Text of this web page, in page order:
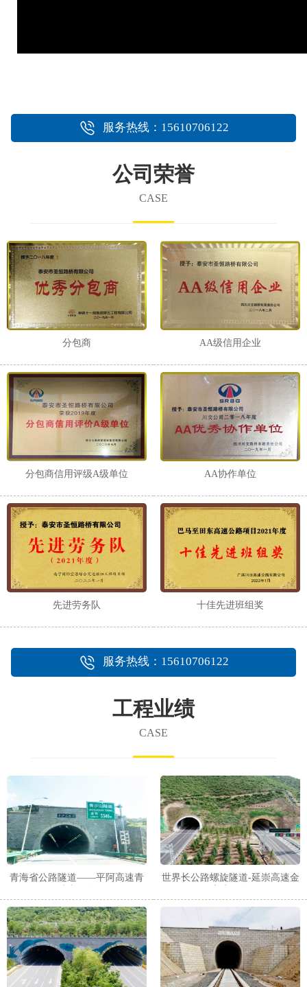
服务热线：15610706122
公司荣誉
CASE
分包商 AA级信用企业
分包商信用评级A级单位 AA协作单位
先进劳务队 十佳先进班组奖
服务热线：15610706122
工程业绩
CASE
青海省公路隧道——平阿高速青
世界长公路螺旋隧道-延崇高速金